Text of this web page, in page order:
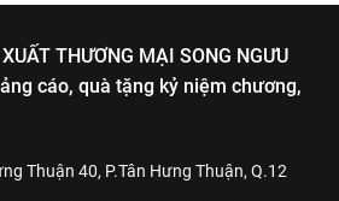
THƯƠNG MẠI SONG NGƯU
cáo, quà tặng kỷ niệm chương,
Thuận 40, P.Tân Hưng Thuận, Q.12